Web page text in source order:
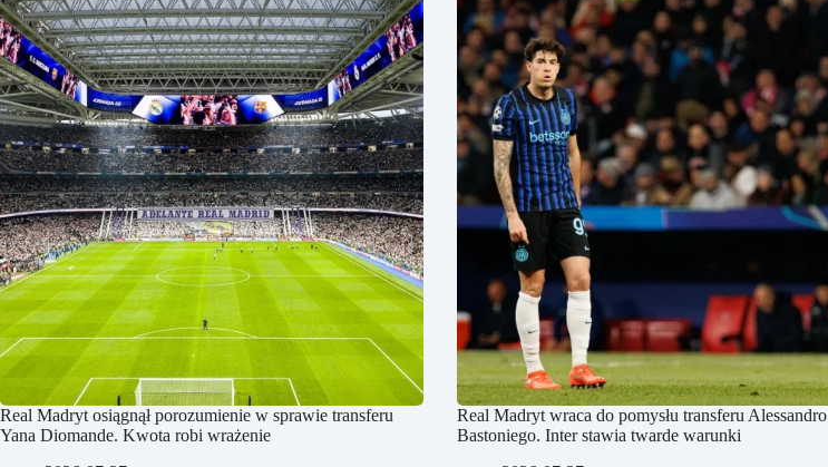
Real Madryt osiągnął porozumienie w sprawie transferu
Yana Diomande. Kwota robi wrażenie
Real Madryt wraca do pomysłu transferu Alessandro
Bastoniego. Inter stawia twarde warunki